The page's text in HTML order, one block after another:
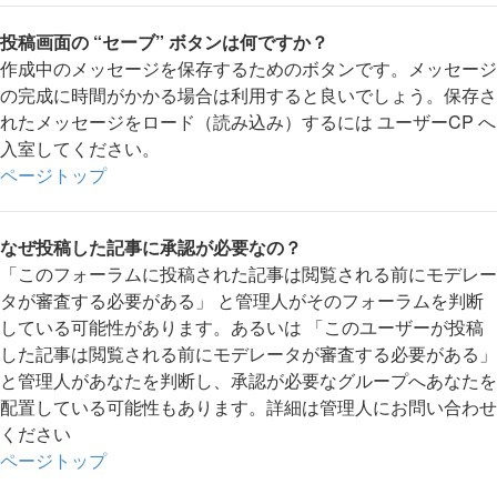
投稿画面の “セーブ” ボタンは何ですか？
作成中のメッセージを保存するためのボタンです。メッセージ
の完成に時間がかかる場合は利用すると良いでしょう。保存さ
れたメッセージをロード（読み込み）するには ユーザーCP へ
入室してください。
ページトップ
なぜ投稿した記事に承認が必要なの？
「このフォーラムに投稿された記事は閲覧される前にモデレー
タが審査する必要がある」 と管理人がそのフォーラムを判断
している可能性があります。あるいは 「このユーザーが投稿
した記事は閲覧される前にモデレータが審査する必要がある」
と管理人があなたを判断し、承認が必要なグループへあなたを
配置している可能性もあります。詳細は管理人にお問い合わせ
ください
ページトップ